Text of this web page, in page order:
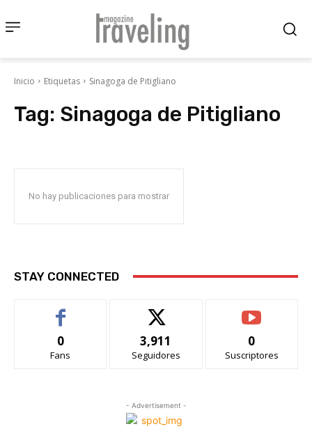
Inicio Etiquetas Sinagoga de Pitigliano
Tag: Sinagoga de Pitigliano
No hay publicaciones para mostrar
STAY CONNECTED
0
Fans
3,911
Seguidores
0
Suscriptores
- Advertisement -